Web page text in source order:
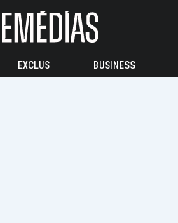
EXCLUS BUSINESS